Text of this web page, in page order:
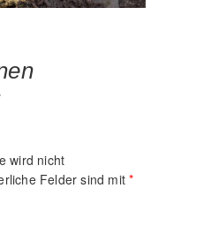
wird nicht
Felder sind mit*